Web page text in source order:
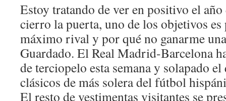
Estoy tratando de ver en positivo el
cierro la puerta, uno de los objetivos
máximo rival y por qué no ganarme
Guardado. El Real Madrid-Barcelona
de terciopelo esta semana y solapado
clásicos de más solera del fútbol
El resto de vestimentas visitantes se